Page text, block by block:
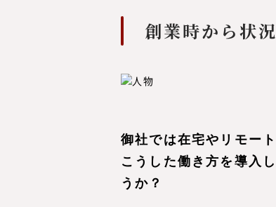
創業時から状
御社では在宅やリモー
こうした働き方を導入
うか？